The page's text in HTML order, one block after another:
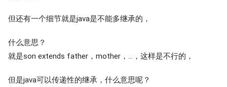
但还有一个细节就是java是不能多继承的，
什么意思？
就是son extends father，mother，…，这样是不行的，
但是java可以传递性的继承，什么意思呢？